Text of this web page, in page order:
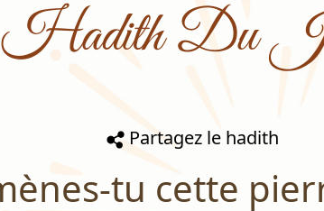
Hadith Du
Partagez le hadith
tu cette